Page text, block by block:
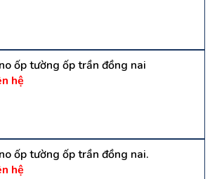
ốp tường ốp trần đồng nai
hệ
ốp tường ốp trần đồng nai.
hệ